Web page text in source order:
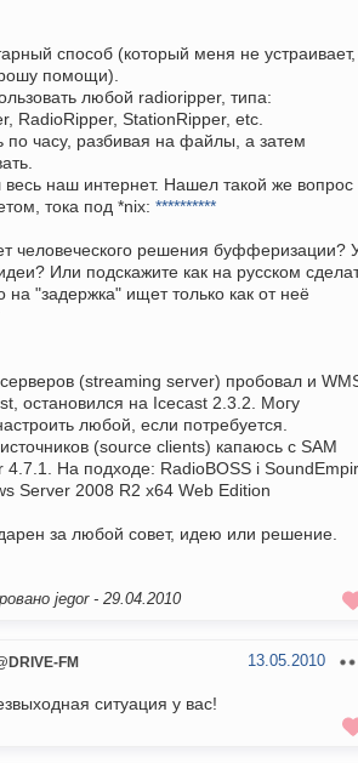
способ (который меня не устраивает,
помощи).
любой radioripper, типа:
RadioRipper, StationRipper, etc.
по часу, разбивая на файлы, а затем
весь наш интернет. Нашел такой же вопрос
тока под *nix: **********
человеческого решения буфферизации?
Или подскажите как на русском
на "задержка" ищет только как от неё
серверов (streaming server) пробовал и
остановился на Icecast 2.3.2. Могу
любой, если потребуется.
(source clients) капаюсь с SAM
4.7.1. На подходе: RadioBOSS i
Server 2008 R2 x64 Web Edition
за любой совет, идею или решение.
jegor - 29.04.2010
FM 13.05.2010
ситуация у вас!